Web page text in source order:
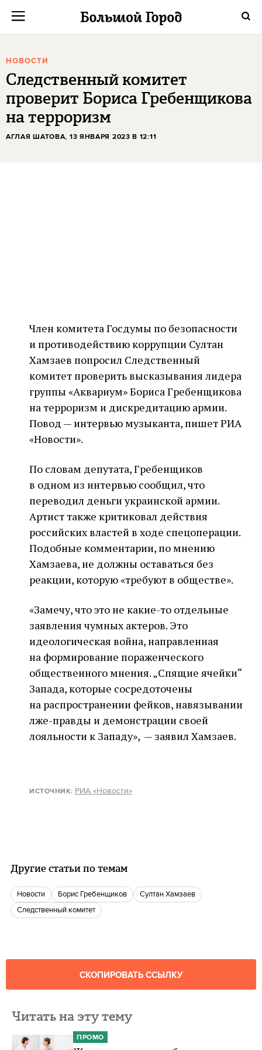
НОВОСТИ
Следственный комитет
проверит Бориса Гребенщикова
на терроризм
АГЛАЯ ШАТОВА, 13 ЯНВАРЯ 2023 В 12:11
Член комитета Госдумы по безопасности
и противодействию коррупции Султан
Хамзаев попросил Следственный
комитет проверить высказывания лидера
группы «Аквариум» Бориса Гребенщикова
на терроризм и дискредитацию армии.
Повод — интервью музыканта, пишет РИА
«Новости».
По словам депутата, Гребенщиков
в одном из интервью сообщил, что
переводил деньги украинской армии.
Артист также критиковал действия
российских властей в ходе спецоперации.
Подобные комментарии, по мнению
Хамзаева, не должны оставаться без
реакции, которую «требуют в обществе».
«Замечу, что это не какие-то отдельные
заявления чумных актеров. Это
идеологическая война, направленная
на формирование пораженческого
общественного мнения. „Спящие ячейки“
Запада, которые сосредоточены
на распространении фейков, навязывании
лже-правды и демонстрации своей
лояльности к Западу», — заявил Хамзаев.
ИСТОЧНИК: РИА «Новости»
Другие статьи по темам
новости Борис Гребенщиков
Султан Хамзаев
следственный комитет
СКОПИРОВАТЬ ССЫЛКУ
Читать на эту тему
ПРОМО